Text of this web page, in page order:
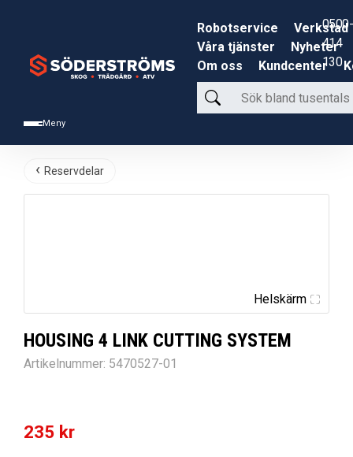
Meny
Robotservice
Verkstad
Våra tjänster
Nyheter
Om oss
Kundcenter
Sök
bland
produkter
0500-
414
130
Reservdelar
Helskärm
HOUSING 4 LINK CUTTING SYSTEM
Artikelnummer: 5470527-01
235 kr